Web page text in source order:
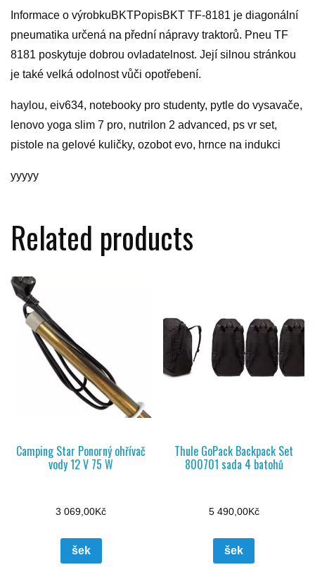
Informace o výrobkuBKTPopisBKT TF-8181 je diagonální
pneumatika určená na přední nápravy traktorů. Pneu TF
8181 poskytuje dobrou ovladatelnost. Její silnou stránkou
je také velká odolnost vůči opotřebení.
haylou, eiv634, notebooky pro studenty, pytle do vysavače,
lenovo yoga slim 7 pro, nutrilon 2 advanced, ps vr set,
pistole na gelové kuličky, ozobot evo, hrnce na indukci
yyyyy
Related products
Camping Star Ponorný ohřívač
vody 12 V 75 W
3 069,00Kč
šek
Thule GoPack Backpack Set
800701 sada 4 batohů
5 490,00Kč
šek